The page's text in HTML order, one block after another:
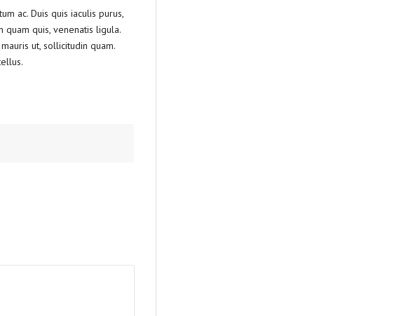
ac. Duis quis iaculis purus,
quis, venenatis ligula.
ut, sollicitudin quam.